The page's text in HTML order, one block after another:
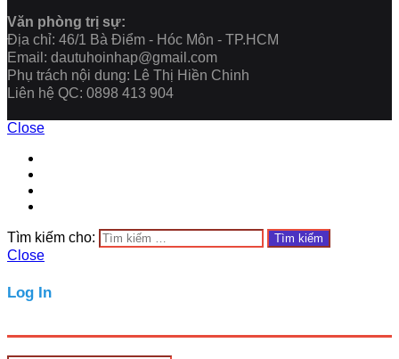
Văn phòng trị sự:
Địa chỉ: 46/1 Bà Điểm - Hóc Môn - TP.HCM
Email: dautuhoinhap@gmail.com
Phụ trách nội dung: Lê Thị Hiền Chinh
Liên hệ QC: 0898 413 904
Close
Tìm kiếm cho:
Close
Log In